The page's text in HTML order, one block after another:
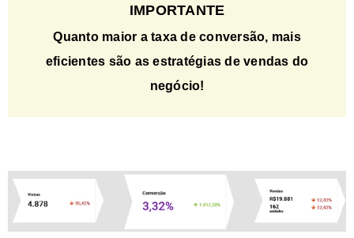
IMPORTANTE
Quanto maior a taxa de conversão, mais
eficientes são as estratégias de vendas do
negócio!